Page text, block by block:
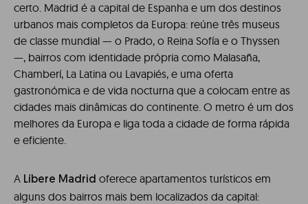
certo. Madrid é a capital de Espanha e um dos destinos
urbanos mais completos da Europa: reúne três museus
de classe mundial — o Prado, o Reina Sofía e o Thyssen
—, bairros com identidade própria como Malasaña,
Chamberí, La Latina ou Lavapiés, e uma oferta
gastronómica e de vida nocturna que a colocam entre as
cidades mais dinâmicas do continente. O metro é um dos
melhores da Europa e liga toda a cidade de forma rápida
e eficiente.
A Líbere Madrid oferece apartamentos turísticos em
alguns dos bairros mais bem localizados da capital: